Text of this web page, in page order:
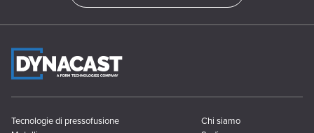
Tecnologie di pressofusione
Chi siamo